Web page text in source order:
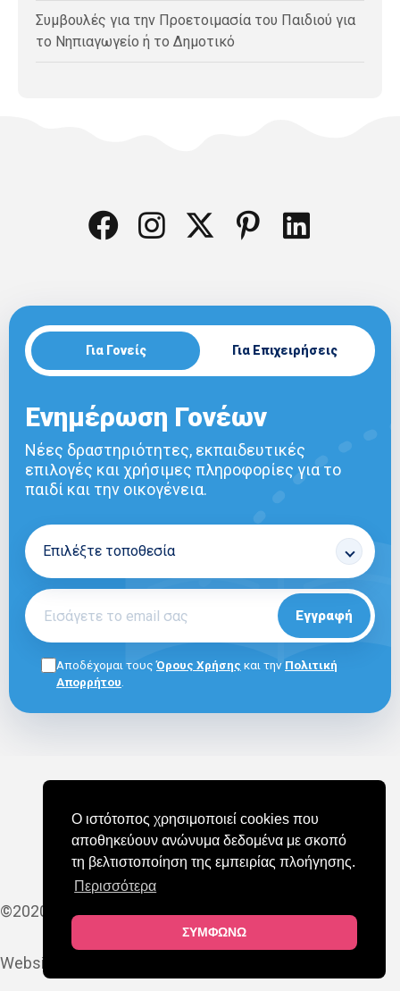
Ο ιστότοπος χρησιμοποιεί cookies που
αποθηκεύουν ανώνυμα δεδομένα με σκοπό
τη βελτιστοποίηση της εμπειρίας πλοήγησης.
Περισσότερα
ΣΥΜΦΩΝΩ
Συμβουλές για την Προετοιμασία του Παιδιού για
το Νηπιαγωγείο ή το Δημοτικό
Για Γονείς Για Επιχειρήσεις
Ενημέρωση Γονέων
Νέες δραστηριότητες, εκπαιδευτικές
επιλογές και χρήσιμες πληροφορίες για το
παιδί και την οικογένεια.
Εγγραφή
Αποδέχομαι τουςΌρους Χρήσης και την Πολιτική
Απορρήτου
ΠΟΛΙΤΙΚΗ COOKIES ΠΟΛΙΤΙΚΗ ΑΠΟΡΡΗΤΟΥ
ΣΥΧΝΕΣ ΕΡΩΤΗΣΕΙΣ (FAQ)
©2020-2025 MAPEDU
Website by